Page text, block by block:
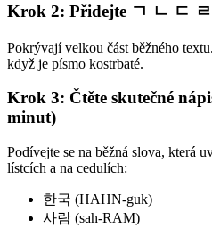
Krok 2: Přidejte ㄱ ㄴ ㄷ
Pokrývají velkou část běžného
když je písmo kostrbaté.
Krok 3: Čtěte skutečné
minut)
Podívejte se na běžná slova, která
lístcích a na cedulích:
한국 (HAHN-guk)
사람 (sah-RAM)